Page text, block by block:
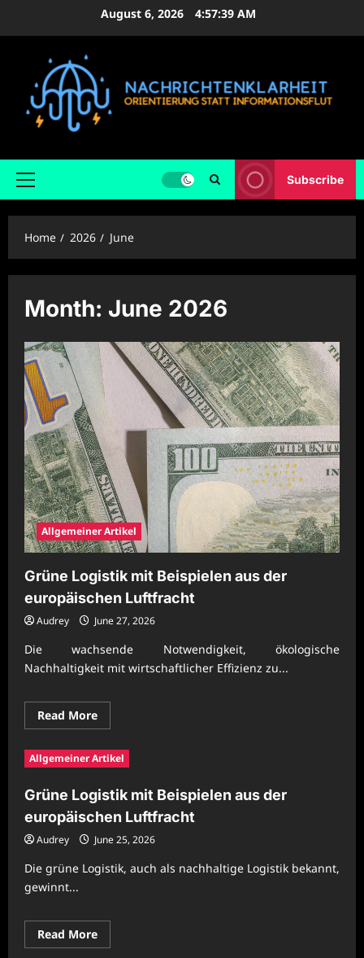
August 6, 2026 4:57:40 AM
Primary
Subscribe
Home 2026 June
Month: June 2026
Allgemeiner Artikel
Grüne Logistik mit Beispielen aus der
europäischen Luftfracht
Audrey June 27, 2026
Die wachsende Notwendigkeit, ökologische
Nachhaltigkeit mit wirtschaftlicher Effizienz zu...
Read MoreRead
more
Grüne
Logistik
mit
aus
der
europäischen
Luftfracht
Allgemeiner Artikel
Grüne Logistik mit Beispielen aus der
europäischen Luftfracht
Audrey June 25, 2026
Die grüne Logistik, auch als nachhaltige Logistik bekannt,
gewinnt...
Read MoreRead
more